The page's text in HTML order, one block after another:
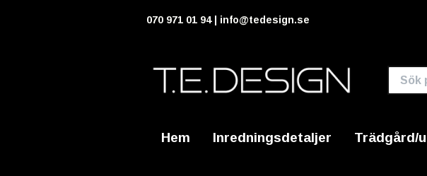
070 971 01 94 | info@tedesign.se
Hem Inredningsdetaljer Trädgård/